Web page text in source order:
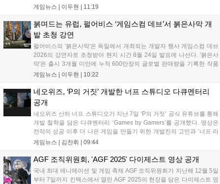
스마일게이트 채용 사이트에 따르면 이번 채용은 게임기획·게임
역을 아우른다. 공고상 마감일은 이...
게임뉴스 | 이두현 | 11:19
붉며드는 유럽, 펄어비스 ‘게임스컴 데브’서 붉은사막 개
발 초청 강연
펄어비스의 '붉은사막'은 독일에서 개최되는 개발자 행사 게임스컴 데브
2026의 강연자로 초청받아 현지 시간 8월 24일 발표에 나선다. '붉은사
막'은 출시 3개월 미만에 누적 600만장의 글로벌 판매량을 기록한 작품
이다. 시장조사기관 서카나 집계에 따르면 2026년 미국 비디오게임 판
스...
게임뉴스 | 이두현 | 10:22
네오위즈, ‘P의 거짓’ 개발한 너프 스튜디오 다큐멘터리
공개
네오위즈 산하 너프 스튜디오가 지난 7일 ‘P의 거짓’ 공식 유튜브를 통해
개발 철학을 담은 다큐멘터리 ‘Games by Gamers’를 공개했다. 영상은
전작의 성공 이후 더 나은 게임을 만들기 위한 개발진의 고민과 ‘너프 라
이브’ 등 반복적인 검증 문화를 조명했다. 차기작 준비 과정을 공유하며
에게 진심 어린 약속을 전하며 기대감을 높였다....
게임뉴스 | 김찬휘 | 09:44
AGF 조직위원회, 'AGF 2025' 다이제스트 영상 공개
국내 최대 애니메이션 및 게임 축제 AGF 조직위원회가 지난해 12월 5일
부터 7일까지 킨텍스에서 열린 AGF 2025의 현장을 담은 다이제스트 영